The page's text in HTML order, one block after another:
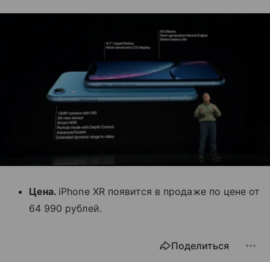
Цена. iPhone XR появится в продаже по цене от
64 990 рублей.
Поделиться